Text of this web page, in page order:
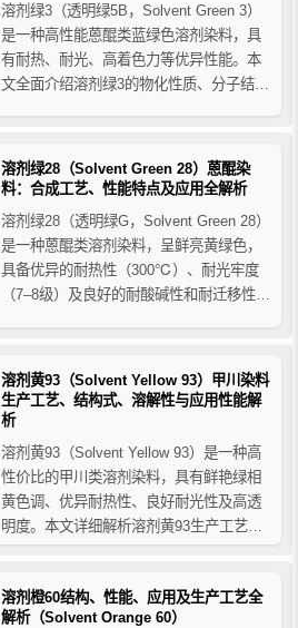
溶剂绿3（透明绿5B，Solvent Green 3）
是一种高性能蒽醌类蓝绿色溶剂染料，具
有耐热、耐光、高着色力等优异性能。本
文全面介绍溶剂绿3的物化性质、分子结
行业，为染料选材和工艺优化提供专业参
考。
溶剂绿28（Solvent Green 28）蒽醌染
料：合成工艺、性能特点及应用全解析
溶剂绿28（透明绿G，Solvent Green 28）
是一种蒽醌类溶剂染料，呈鲜亮黄绿色，
具备优异的耐热性（300℃）、耐光牢度
（7–8级）及良好的耐酸碱性和耐迁移性。
纤维着色中的应用。
溶剂黄93（Solvent Yellow 93）甲川染料
生产工艺、结构式、溶解性与应用性能解
析
溶剂黄93（Solvent Yellow 93）是一种高
性价比的甲川类溶剂染料，具有鲜艳绿相
黄色调、优异耐热性、良好耐光性及高透
明度。本文详细解析溶剂黄93生产工艺、
塑料和纤维的工业着色。
溶剂橙60结构、性能、应用及生产工艺全
解析（Solvent Orange 60）